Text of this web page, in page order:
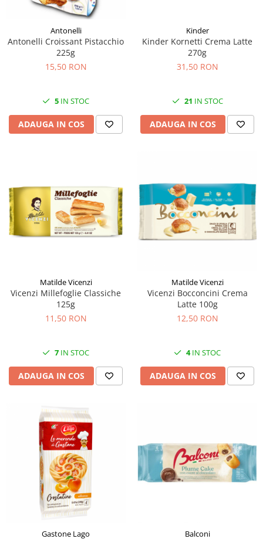
Antonelli
Antonelli Croissant Pistacchio
225g
15,50 RON
5 IN STOC
ADAUGA IN COS
Kinder
Kinder Kornetti Crema Latte
270g
31,50 RON
21 IN STOC
ADAUGA IN COS
Matilde Vicenzi
Vicenzi Millefoglie Classiche
125g
11,50 RON
7 IN STOC
ADAUGA IN COS
Matilde Vicenzi
Vicenzi Bocconcini Crema
Latte 100g
12,50 RON
4IN STOC
ADAUGA IN COS
Gastone Lago Balconi